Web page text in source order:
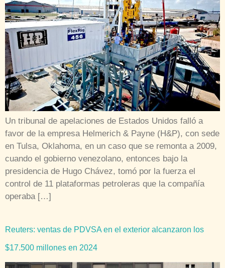
Un tribunal de apelaciones de Estados Unidos falló a
favor de la empresa Helmerich & Payne (H&P), con sede
en Tulsa, Oklahoma, en un caso que se remonta a 2009,
cuando el gobierno venezolano, entonces bajo la
presidencia de Hugo Chávez, tomó por la fuerza el
control de 11 plataformas petroleras que la compañía
operaba […]
Reuters: ventas de PDVSA en el exterior alcanzaron los
$17.500 millones en 2024